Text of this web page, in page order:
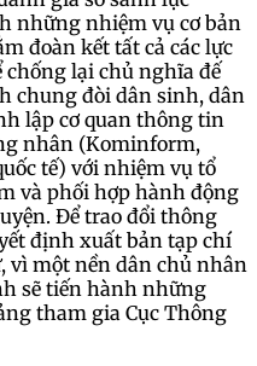
những nhiệm vụ cơ bản
đoàn kết tất cả các lực
chống lại chủ nghĩa đế
chung đòi dân sinh, dân
lập cơ quan thông tin
nhân (Kominform,
tế) với nhiệm vụ tổ
và phối hợp hành động
Để trao đổi thông
định xuất bản tạp chí
vì một nền dân chủ nhân
sẽ tiến hành những
tham gia Cục Thông